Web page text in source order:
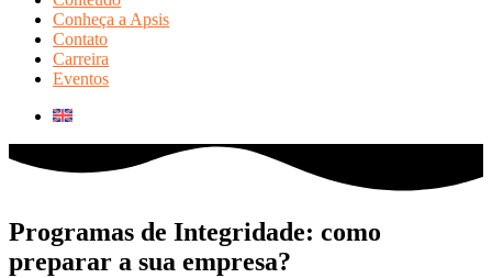
Conheça a Apsis
Contato
Carreira
Eventos
Programas de Integridade: como
preparar a sua empresa?